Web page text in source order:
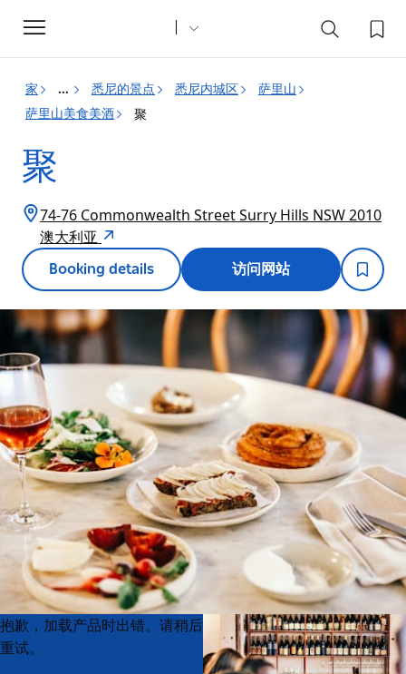
Toggle
navigation
家 ... 悉尼的景点 悉尼内城区
萨里山
萨里山美食美酒
聚
聚
74-76 Commonwealth Street Surry Hills NSW 2010
澳大利亚
Booking details 访问网站
Product
List
Product
List
抱歉，加载产品时出错。请稍后
重试。